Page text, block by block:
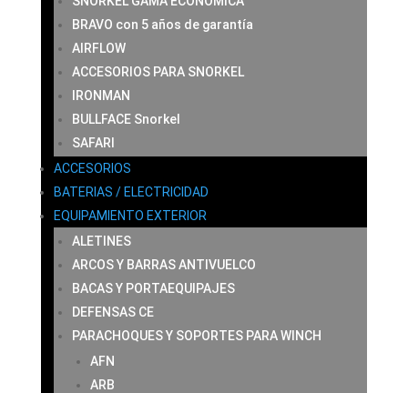
BRAVO con 5 años de garantía
AIRFLOW
ACCESORIOS PARA SNORKEL
IRONMAN
BULLFACE Snorkel
SAFARI
ACCESORIOS
BATERIAS / ELECTRICIDAD
EQUIPAMIENTO EXTERIOR
ALETINES
ARCOS Y BARRAS ANTIVUELCO
BACAS Y PORTAEQUIPAJES
DEFENSAS CE
PARACHOQUES Y SOPORTES PARA WINCH
AFN
ARB